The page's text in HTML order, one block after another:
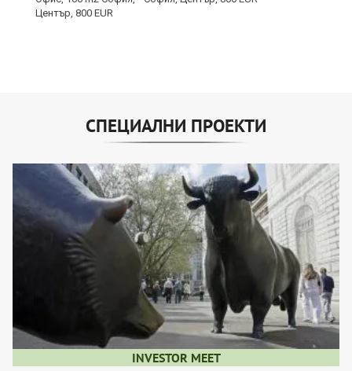
СПЕЦИАЛНИ ПРОЕКТИ
INVESTOR MEET